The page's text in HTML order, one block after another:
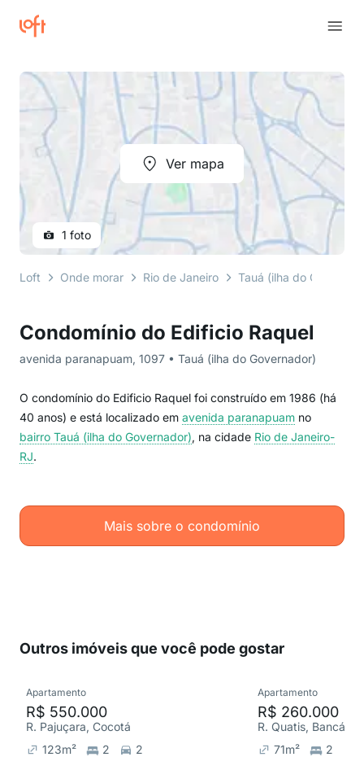
Condomínio do Edificio Raquel
avenida paranapuam, 1097 • Tauá (ilha do Governador)
O condomínio do Edificio Raquel foi construído em 1986 (há
40 anos) e está localizado em avenida paranapuam no
bairro Tauá (ilha do Governador), na cidade Rio de Janeiro-
RJ.
Mais sobre o condomínio
Ver mapa
1 foto
Loft Onde morar Rio de Janeiro Tauá (ilha do
Outros imóveis que você pode gostar
Apartamento
R$ 550.000
R. Pajuçara, Cocotá
123m² 2
2
Apartamento
R$ 260.000
71m² 2